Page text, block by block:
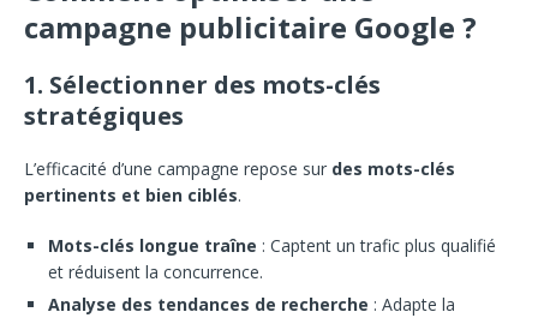
campagne publicitaire Google ?
1. Sélectionner des mots-clés
stratégiques
L’efficacité d’une campagne repose sur des mots-clés
pertinents et bien ciblés.
Mots-clés longue traîne : Captent un trafic plus qualifié
et réduisent la concurrence.
Analyse des tendances de recherche : Adapte la